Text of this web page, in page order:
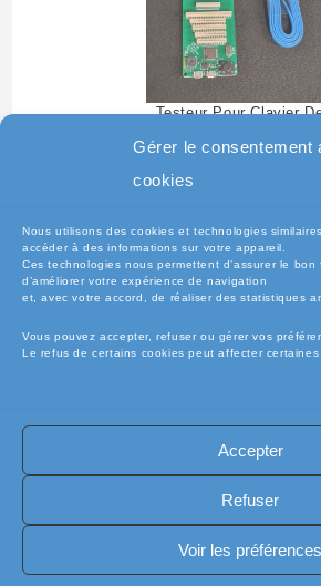
Gérer le consentement
cookies
Nous utilisons des cookies et technologies
accéder à des informations sur votre appareil.
Ces technologies nous permettent d’assurer le bon
d’améliorer votre expérience de navigation
et, avec votre accord, de réaliser des statistiques
Vous pouvez accepter, refuser ou gérer vos
Le refus de certains cookies peut affecter certaines
Accepter
Refuser
Voir les préférences
Testeur Pour Clavier
🧾Conditions Générales de Vente (CGV)
🔐 Politique de confidentialité
🔐 Exercer
🍪 Politique de cookies (UE)
🛡️ Assurance casse / perte
Copyright [electro-pieces-